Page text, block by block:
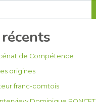
de Compétence
les origines
franc-comtois